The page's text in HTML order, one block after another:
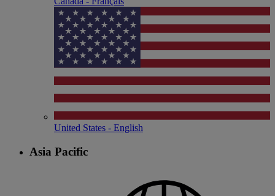
United States - English
Asia Pacific